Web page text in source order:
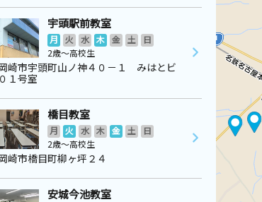
宇頭駅前教室
月 火 水 木 金 土
日
2歳～高校生
崎市宇頭町山ノ神４０－１ みはとビ
１号室
橋目教室
月 火 水 木 金 土
日
2歳～高校生
崎市橋目町柳ヶ坪２４
安城今池教室